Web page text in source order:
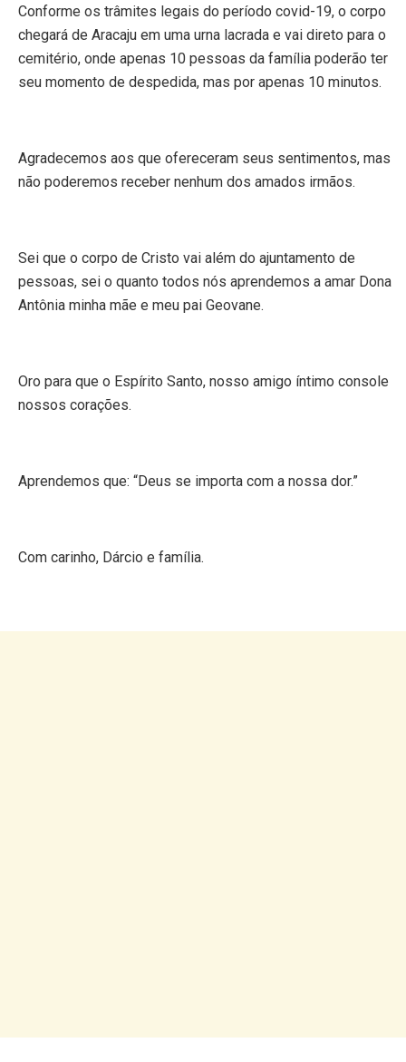
Conforme os trâmites legais do período covid-19, o corpo
chegará de Aracaju em uma urna lacrada e vai direto para o
cemitério, onde apenas 10 pessoas da família poderão ter
seu momento de despedida, mas por apenas 10 minutos.
Agradecemos aos que ofereceram seus sentimentos, mas
não poderemos receber nenhum dos amados irmãos.
Sei que o corpo de Cristo vai além do ajuntamento de
pessoas, sei o quanto todos nós aprendemos a amar Dona
Antônia minha mãe e meu pai Geovane.
Oro para que o Espírito Santo, nosso amigo íntimo console
nossos corações.
Aprendemos que: “Deus se importa com a nossa dor.”
Com carinho, Dárcio e família.